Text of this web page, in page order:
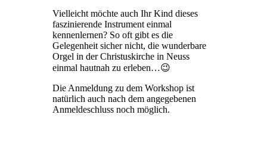
Vielleicht möchte auch Ihr Kind dieses
faszinierende Instrument einmal
kennenlernen? So oft gibt es die
Gelegenheit sicher nicht, die wunderbare
Orgel in der Christuskirche in Neuss
einmal hautnah zu erleben…😉
Die Anmeldung zu dem Workshop ist
natürlich auch nach dem angegebenen
Anmeldeschluss noch möglich.